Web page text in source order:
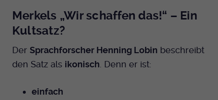
Merkels „Wir schaffen das!“ – Ein
Kultsatz?
Der Sprachforscher Henning Lobin beschreibt
den Satz als ikonisch. Denn er ist:
einfach
Laufzeit
Bei Ausahl nur essentieller Cookies wird
Dient zur Speicherung der Cookie Opt-In